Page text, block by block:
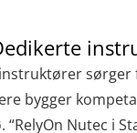
Søk- og
sørger
bygger
Nutec i